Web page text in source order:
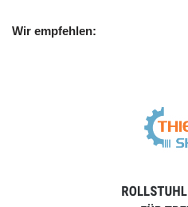
Wir empfehlen: